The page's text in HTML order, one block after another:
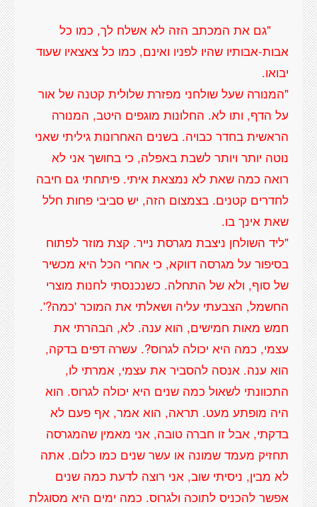
"גם את המכתב הזה לא אשלח לך, כמו כל
אבות-אבותיו שהיו לפניו ואינם, כמו כל צאצאיו שעוד
"המנורה שעל שולחני מפזרת שלולית קטנה של אור
על הדף, ותו לא. החלונות מוגפים היטב, המנורה
הראשית בחדר כבויה. בשנים האחרונות גיליתי שאני
נוטה יותר ויותר לשבת באפלה, כי בחושך אני לא
רואה כמה שאת לא נמצאת איתי. פיתחתי גם חיבה
לחדרים קטנים. בצמצום הזה, יש סביבי פחות חלל
"ליד השולחן ניצבת מגרסת נייר. קצת מוזר לפתוח
בסיפור על מגרסה דווקא, כי אחרי הכל היא מכשיר
של סוף, ולא של התחלה. כשנכנסתי לחנות מוצרי
החשמל, הצבעתי עליה ושאלתי את המוכר 'כמה?'.
חמש מאות חמישים, הוא ענה. לא, הבהרתי את
עצמי, כמה היא יכולה לגרוס?. עשרה דפים בדקה,
הוא ענה. אנסה להסביר את עצמי, אמרתי לו,
התכוונתי לשאול כמה שנים היא יכולה לגרוס. הוא
היה מופתע מעט. תראה, הוא אמר, אף פעם לא
בדקתי, אבל זו חברה טובה, אני מאמין שהמגרסה
תחזיק מעמד שמונה או עשר שנים כמו כלום. אתה
לא מבין, ניסיתי שוב, אני רוצה לדעת כמה שנים
אפשר להכניס לתוכה ולגרוס. כמה ימים היא מסוגלת